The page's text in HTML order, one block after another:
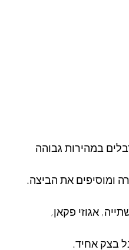
במהירות גבוהה
ומוסיפים את הביצה.
אגוזי פקאן,
בצק אחיד.